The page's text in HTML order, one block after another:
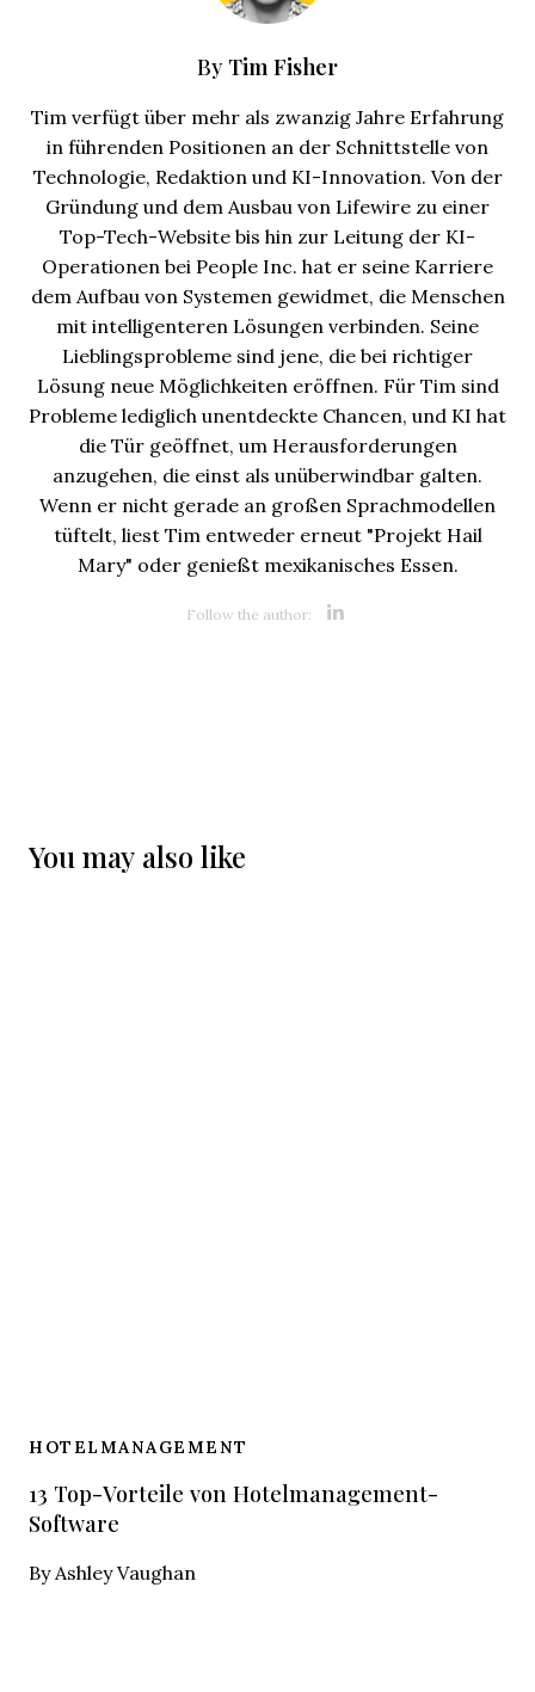
By Tim Fisher
Tim verfügt über mehr als zwanzig Jahre Erfahrung
in führenden Positionen an der Schnittstelle von
Technologie, Redaktion und KI-Innovation. Von der
Gründung und dem Ausbau von Lifewire zu einer
Top-Tech-Website bis hin zur Leitung der KI-
Operationen bei People Inc. hat er seine Karriere
dem Aufbau von Systemen gewidmet, die Menschen
mit intelligenteren Lösungen verbinden. Seine
Lieblingsprobleme sind jene, die bei richtiger
Lösung neue Möglichkeiten eröffnen. Für Tim sind
Probleme lediglich unentdeckte Chancen, und KI hat
die Tür geöffnet, um Herausforderungen
anzugehen, die einst als unüberwindbar galten.
Wenn er nicht gerade an großen Sprachmodellen
tüftelt, liest Tim entweder erneut "Projekt Hail
Mary" oder genießt mexikanisches Essen.
Follow the author:
You may also like
HOTELMANAGEMENT
13 Top-Vorteile von Hotelmanagement-
Software
ByAshley Vaughan